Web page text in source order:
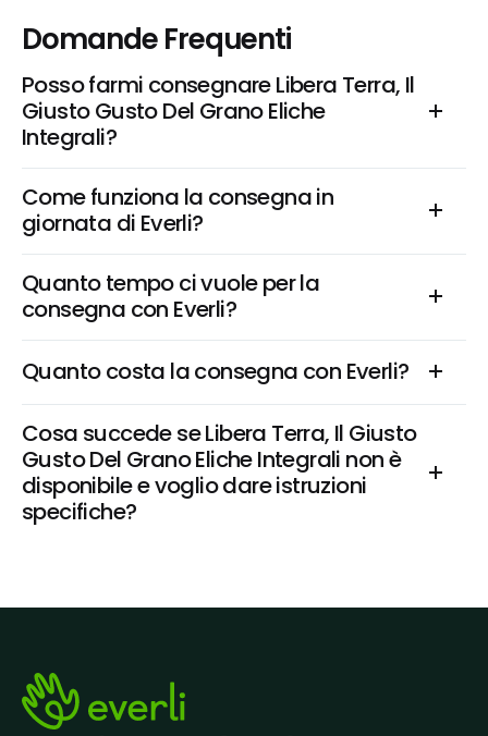
Domande Frequenti
Posso farmi consegnare Libera Terra, Il
Giusto Gusto Del Grano Eliche
Integrali?
Come funziona la consegna in
giornata di Everli?
Quanto tempo ci vuole per la
consegna con Everli?
Quanto costa la consegna con Everli?
Cosa succede se Libera Terra, Il Giusto
Gusto Del Grano Eliche Integrali non è
disponibile e voglio dare istruzioni
specifiche?